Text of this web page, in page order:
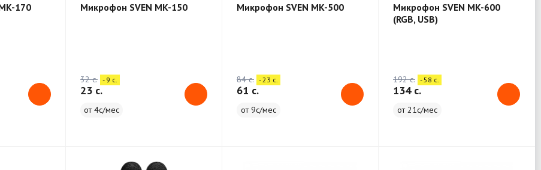
170 Микрофон SVEN MK-150
32 c. - 9 c.
23 c.
от 4с/мес
Микрофон SVEN MK-500
84 c. - 23 c.
61 c.
от 9с/мес
Микрофон SVEN MK-600
(RGB, USB)
192 c. - 58 c.
134 c.
от 21с/мес